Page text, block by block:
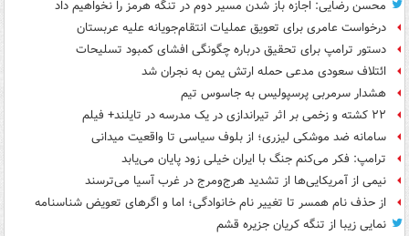
محسن رضایی: اجازه باز شدن مسیر دوم در تنگه هرمز را نخواهیم داد
درخواست عامری برای تعویق عملیات انتقام‌جویانه علیه عربستان
دستور ترامپ برای تحقیق درباره چگونگی افشای کمبود تسلیحات
ائتلاف سعودی مدعی حمله ارتش یمن به نجران شد
هشدار سرمربی پرسپولیس به جاسوس تیم
۲۲ کشته و زخمی بر اثر تیراندازی در یک مدرسه در تایلند+ فیلم
سامانه ضد موشکی لیزری؛ از بلوف سیاسی تا واقعیت میدانی
ترامپ: فکر می‌کنم جنگ با ایران خیلی زود پایان می‌یابد
نیمی از آمریکایی‌ها از تشدید هرج‌ومرج در غرب آسیا می‌ترسند
از حذف نام همسر تا تغییر نام خانوادگی؛ اما و اگرهای تعویض شناسنامه
نمایی زیبا از تنگه کریان جزیره قشم